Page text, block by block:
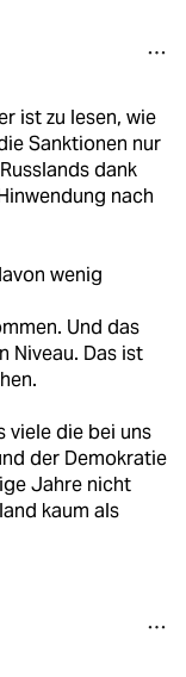
ist zu lesen, wie
Sanktionen nur
dank
nach
wenig
Und das
Niveau. Das ist
viele die bei uns
der Demokratie
Jahre nicht
kaum als